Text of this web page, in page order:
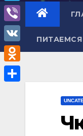
h
a
A
T
e
l
e
g
V
i
b
e
V
K
O